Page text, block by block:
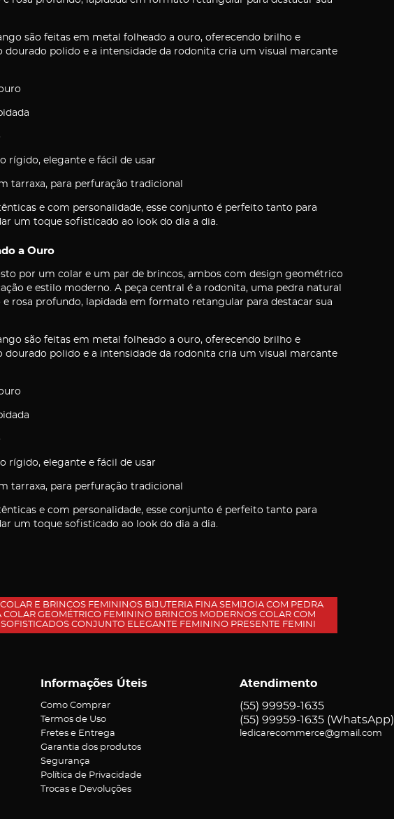
são feitas em metal folheado a ouro, oferecendo brilho e
dourado polido e a intensidade da rodonita cria um visual marcante
rígido, elegante e fácil de usar
tarraxa, para perfuração tradicional
e com personalidade, esse conjunto é perfeito tanto para
um toque sofisticado ao look do dia a dia.
a Ouro
por um colar e um par de brincos, ambos com design geométrico
e estilo moderno. A peça central é a rodonita, uma pedra natural
rosa profundo, lapidada em formato retangular para destacar sua
são feitas em metal folheado a ouro, oferecendo brilho e
dourado polido e a intensidade da rodonita cria um visual marcante
rígido, elegante e fácil de usar
tarraxa, para perfuração tradicional
e com personalidade, esse conjunto é perfeito tanto para
um toque sofisticado ao look do dia a dia.
E BRINCOS FEMININOS BIJUTERIA FINA SEMIJOIA COM PEDRA
GEOMÉTRICO FEMININO BRINCOS MODERNOS COLAR COM
CONJUNTO ELEGANTE FEMININO PRESENTE FEMINI
Informações Úteis
Como Comprar
Termos de Uso
Fretes e Entrega
Garantia dos produtos
Segurança
Política de Privacidade
Trocas e Devoluções
Atendimento
(55) 99959-1635
(55) 99959-1635 (WhatsApp)
ledicarecommerce@gmail.com